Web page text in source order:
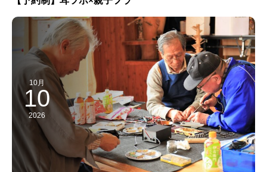
10月
10
2026